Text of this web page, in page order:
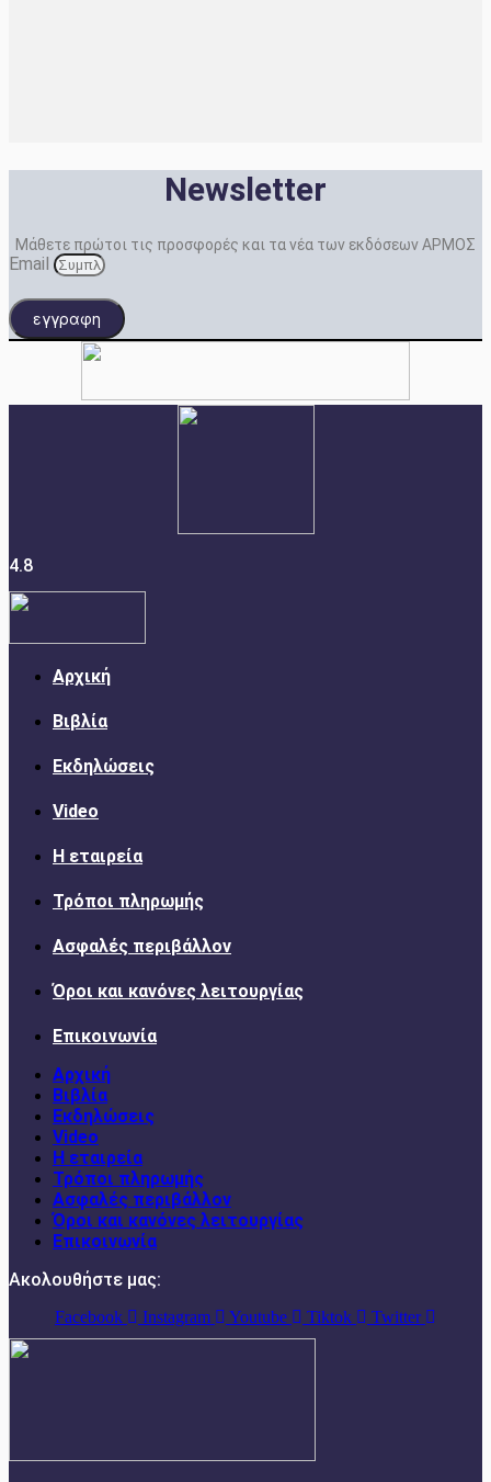
Newsletter
Μάθετε πρώτοι τις προσφορές και τα νέα των εκδόσεων ΑΡΜΟΣ
Email
εγγραφη
4.8
Αρχική
Βιβλία
Εκδηλώσεις
Video
Η εταιρεία
Τρόποι πληρωμής
Ασφαλές περιβάλλον
Όροι και κανόνες λειτουργίας
Επικοινωνία
Αρχική
Βιβλία
Εκδηλώσεις
Video
Η εταιρεία
Τρόποι πληρωμής
Ασφαλές περιβάλλον
Όροι και κανόνες λειτουργίας
Επικοινωνία
Ακολουθήστε μας:
Facebook Instagram Youtube Tiktok Twitter